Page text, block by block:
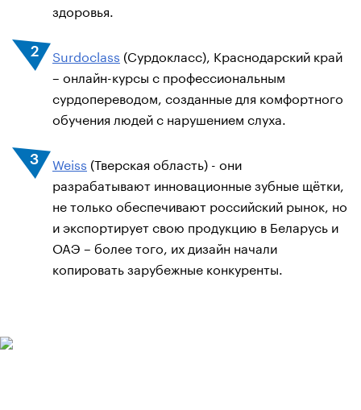
здоровья.
Surdoclass (Сурдокласс), Краснодарский край
– онлайн-курсы с профессиональным
сурдопереводом, созданные для комфортного
обучения людей с нарушением слуха.
Weiss (Тверская область) - они
разрабатывают инновационные зубные щётки,
не только обеспечивают российский рынок, но
и экспортирует свою продукцию в Беларусь и
ОАЭ – более того, их дизайн начали
копировать зарубежные конкуренты.